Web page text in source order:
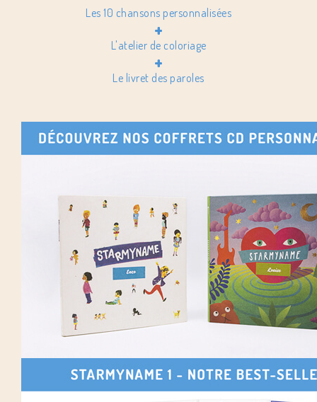
Les 10 chansons personnalisées
+
L'atelier de coloriage
+
Le livret des paroles